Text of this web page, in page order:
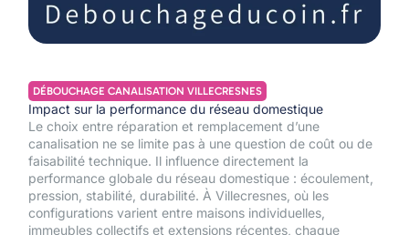
DÉBOUCHAGE CANALISATION VILLECRESNES
Impact sur la performance du réseau domestique
Le choix entre réparation et remplacement d’une
canalisation ne se limite pas à une question de coût ou de
faisabilité technique. Il influence directement la
performance globale du réseau domestique : écoulement,
pression, stabilité, durabilité. À Villecresnes, où les
configurations varient entre maisons individuelles,
immeubles collectifs et extensions récentes, chaque